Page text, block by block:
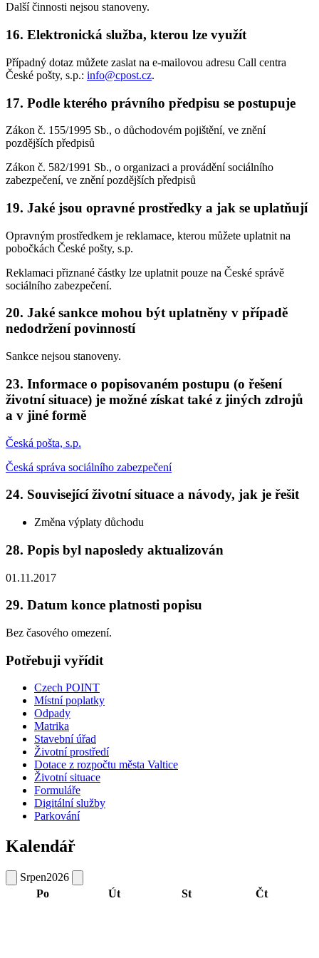
Další činnosti nejsou stanoveny.
16. Elektronická služba, kterou lze využít
Případný dotaz můžete zaslat na e-mailovou adresu Call centra
České pošty, s.p.: info@cpost.cz.
17. Podle kterého právního předpisu se postupuje
Zákon č. 155/1995 Sb., o důchodovém pojištění, ve znění
pozdějších předpisů
Zákon č. 582/1991 Sb., o organizaci a provádění sociálního
zabezpečení, ve znění pozdějších předpisů
19. Jaké jsou opravné prostředky a jak se uplatňují
Opravným prostředkem je reklamace, kterou můžete uplatnit na
pobočkách České pošty, s.p.
Reklamaci přiznané částky lze uplatnit pouze na České správě
sociálního zabezpečení.
20. Jaké sankce mohou být uplatněny v případě
nedodržení povinností
Sankce nejsou stanoveny.
23. Informace o popisovaném postupu (o řešení
životní situace) je možné získat také z jiných zdrojů
a v jiné formě
Česká pošta, s.p.
Česká správa sociálního zabezpečení
24. Související životní situace a návody, jak je řešit
Změna výplaty důchodu
28. Popis byl naposledy aktualizován
01.11.2017
29. Datum konce platnosti popisu
Bez časového omezení.
Potřebuji vyřídit
Czech POINT
Místní poplatky
Odpady
Matrika
Stavební úřad
Životní prostředí
Dotace z rozpočtu města Valtice
Životní situace
Formuláře
Digitální služby
Parkování
Kalendář
Srpen2026
Po
Út St Čt